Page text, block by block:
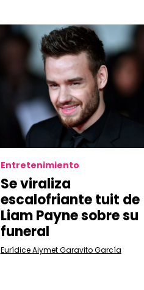
Entretenimiento
Se viraliza
escalofriante tuit de
Liam Payne sobre su
funeral
Eurídice Aiymet Garavito García